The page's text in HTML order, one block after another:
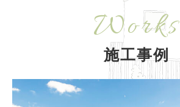
Works
施工事例